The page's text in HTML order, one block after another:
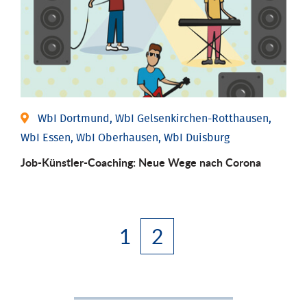
WbI Dortmund, WbI Gelsenkirchen-Rotthausen,
WbI Essen, WbI Oberhausen, WbI Duisburg
Job-Künstler-Coaching: Neue Wege nach Corona
1 2